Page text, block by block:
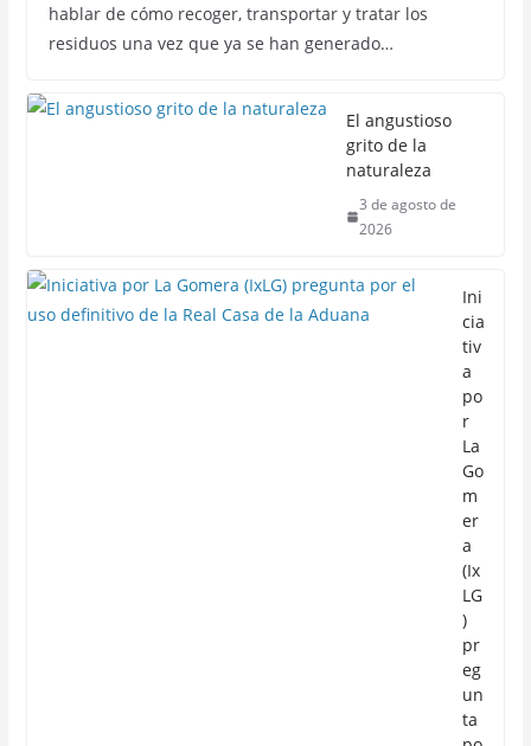
hablar de cómo recoger, transportar y tratar los
residuos una vez que ya se han generado…
El angustioso
grito de la
naturaleza
3 de agosto de
2026
Ini
cia
tiv
a
po
r
La
Go
m
er
a
(Ix
LG
)
pr
eg
un
ta